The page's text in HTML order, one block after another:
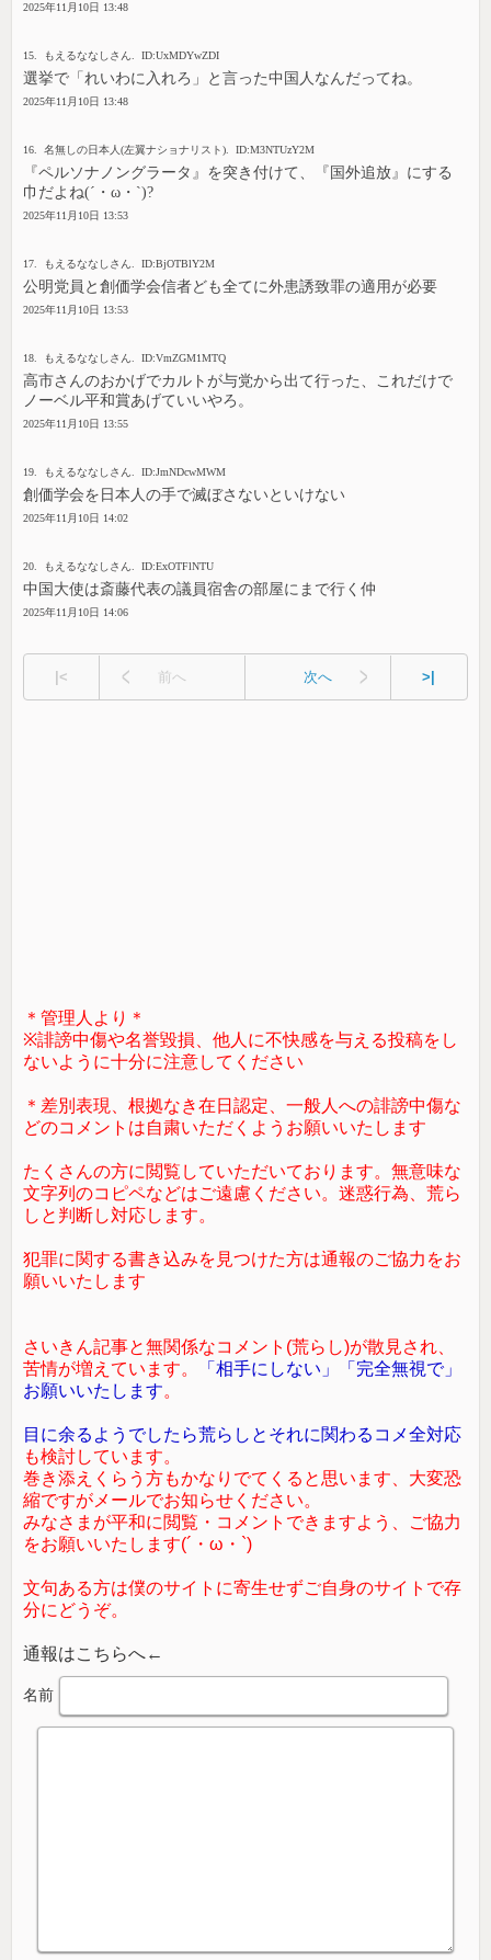
2025年11月10日 13:48
15. もえるななしさん. ID:UxMDYwZDI
選挙で「れいわに入れろ」と言った中国人なんだってね。
2025年11月10日 13:48
16. 名無しの日本人(左翼ナショナリスト). ID:M3NTUzY2M
『ペルソナノングラータ』を突き付けて、『国外追放』にする
巾だよね(´・ω・`)?
2025年11月10日 13:53
17. もえるななしさん. ID:BjOTBlY2M
公明党員と創価学会信者ども全てに外患誘致罪の適用が必要
2025年11月10日 13:53
18. もえるななしさん. ID:VmZGM1MTQ
高市さんのおかげでカルトが与党から出て行った、これだけで
ノーベル平和賞あげていいやろ。
2025年11月10日 13:55
19. もえるななしさん. ID:JmNDcwMWM
創価学会を日本人の手で滅ぼさないといけない
2025年11月10日 14:02
20. もえるななしさん. ID:ExOTFlNTU
中国大使は斎藤代表の議員宿舎の部屋にまで行く仲
2025年11月10日 14:06
|< 前へ 次へ >|
＊管理人より＊
※誹謗中傷や名誉毀損、他人に不快感を与える投稿をし
ないように十分に注意してください
＊差別表現、根拠なき在日認定、一般人への誹謗中傷な
どのコメントは自粛いただくようお願いいたします
たくさんの方に閲覧していただいております。無意味な
文字列のコピペなどはご遠慮ください。迷惑行為、荒ら
しと判断し対応します。
犯罪に関する書き込みを見つけた方は通報のご協力をお
願いいたします
さいきん記事と無関係なコメント(荒らし)が散見され、
苦情が増えています。
「相手にしない」「完全無視で」
お願いいたします。
目に余るようでしたら荒らしとそれに関わるコメ全対応
も検討しています。
巻き添えくらう方もかなりでてくると思います、大変恐
縮ですがメールでお知らせください。
みなさまが平和に閲覧・コメントできますよう、ご協力
をお願いいたします(´・ω・`)
文句ある方は僕のサイトに寄生せずご自身のサイトで存
分にどうぞ。
通報はこちらへ←
名前